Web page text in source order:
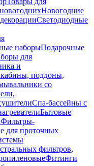
Новогодние
Светодиодные
наборыПодарочные
для
и
поддоны,
со
Спа-бассейны с
Бытовые
Фильтры-
для проточных
фильтров,
Фитинги